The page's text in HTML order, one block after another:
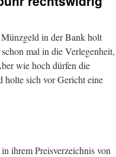
in der Bank holt
mal in die Verlegenheit,
wie hoch dürfen die
holte sich vor Gericht eine
ihrem Preisverzeichnis von